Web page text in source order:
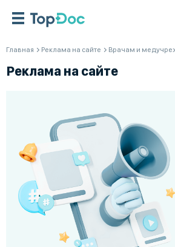
Главная Реклама на сайте Врачам и
Реклама на сайте